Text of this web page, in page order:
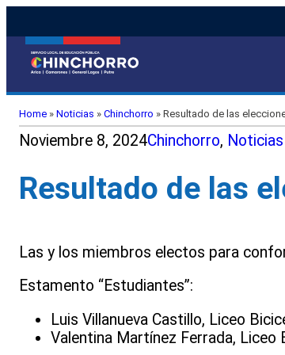
Home » Noticias » Chinchorro » Resultado de las
Noviembre 8, 2024Chinchorro, Noticias
Resultado de las
Las y los miembros electos para
Estamento “Estudiantes”:
Luis Villanueva Castillo, Liceo
Valentina Martínez Ferrada, Liceo